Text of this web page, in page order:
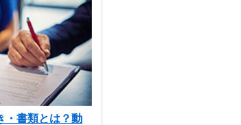
・書類とは？動